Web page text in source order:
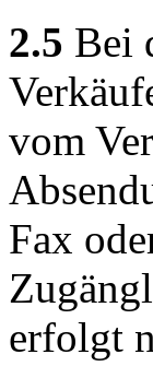
2.5 Bei
vom
Fax
erfolgt